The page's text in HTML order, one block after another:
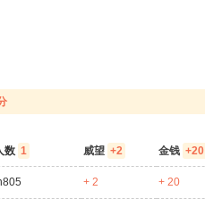
数 1 威望 +2 金钱 +20
+ 2 + 20